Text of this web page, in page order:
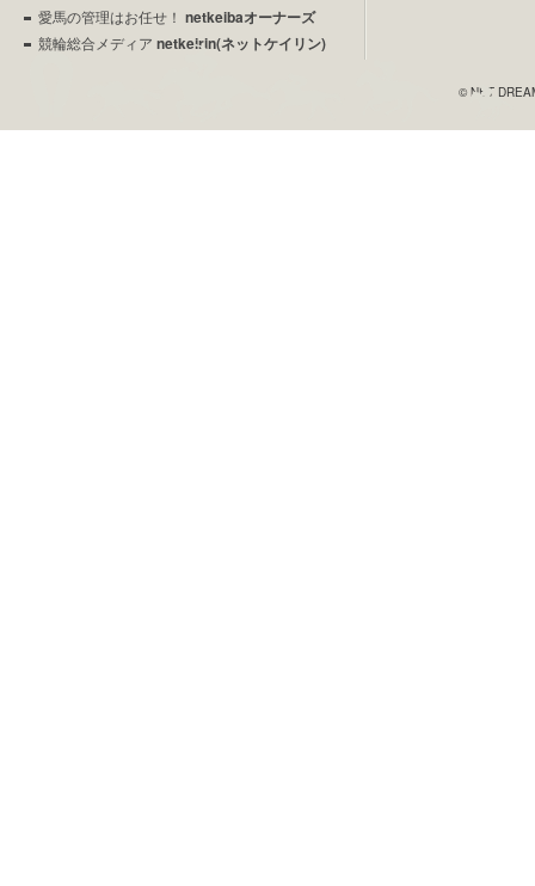
愛馬の管理はお任せ！ netkeibaオーナーズ
競輪総合メディア netkeirin(ネットケイリン)
© NET